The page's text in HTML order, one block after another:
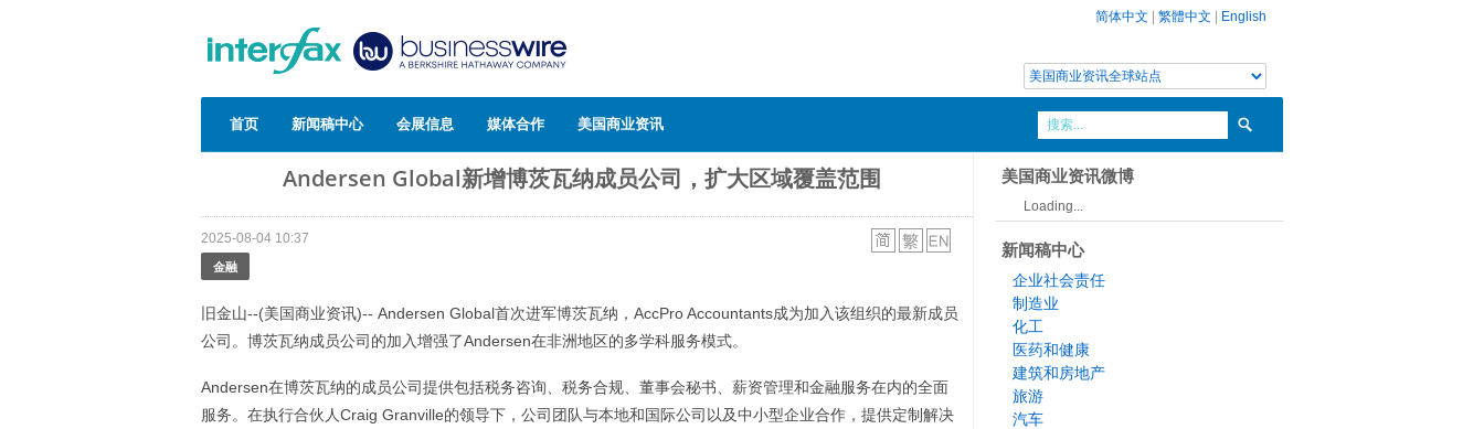
简体中文 繁體中文 English
首页 新闻稿中心 会展信息 媒体合作 美国商业资讯
Andersen Global新增博茨瓦纳成员公司，扩大区域覆盖范围
2025-08-04 10:37
金融
旧金山--(美国商业资讯)-- Andersen Global首次进军博茨瓦纳，AccPro Accountants成为加入该组织的最新成员
公司。博茨瓦纳成员公司的加入增强了Andersen在非洲地区的多学科服务模式。
Andersen在博茨瓦纳的成员公司提供包括税务咨询、税务合规、董事会秘书、薪资管理和金融服务在内的全面
服务。在执行合伙人Craig Granville的领导下，公司团队与本地和国际公司以及中小型企业合作，提供定制解决
美国商业资讯微博
Loading...
新闻稿中心
企业社会责任
制造业
化工
医药和健康
建筑和房地产
旅游
汽车